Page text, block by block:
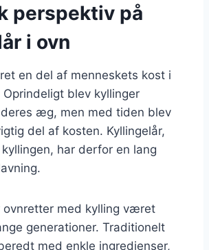
perspektiv på
i ovn
en del af menneskets kost i
blev kyllinger
æg, men med tiden blev
del af kosten. Kyllingelår,
har derfor en lang
ovnretter med kylling været
generationer. Traditionelt
med enkle ingredienser,